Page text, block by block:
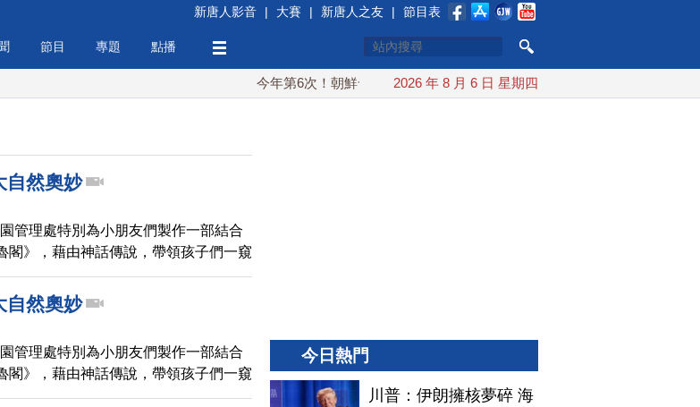
新唐人影音 | 大賽 | 新唐人之友 | 節目表
節目 專題 點播
今年第6次！朝鮮發射彈道導彈 落日本EEZ外 紅海戰火續升溫 也門胡塞
2026 年 8 月 6 日 星期四
自然奧妙
管理處特別為小朋友們製作一部結合
閣》，藉由神話傳說，帶領孩子們一窺
奇魔法世界。
自然奧妙
管理處特別為小朋友們製作一部結合
閣》，藉由神話傳說，帶領孩子們一窺
奇魔法世界。
今日熱門
川普：伊朗擁核夢碎 海